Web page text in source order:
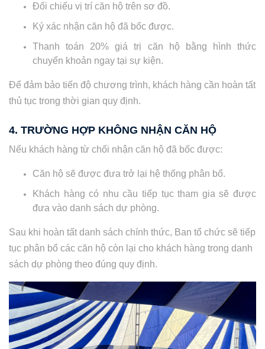
Đối chiếu vị trí căn hộ trên sơ đồ.
Ký xác nhận căn hộ đã bốc được.
Thanh toán 20% giá trị căn hộ bằng hình thức
chuyển khoản ngay tại sự kiện.
Để đảm bảo tiến độ chương trình, khách hàng cần hoàn tất
thủ tục trong thời gian quy định.
4. TRƯỜNG HỢP KHÔNG NHẬN CĂN HỘ
Nếu khách hàng từ chối nhận căn hộ đã bốc được:
Căn hộ sẽ được đưa trở lại hệ thống phân bổ.
Khách hàng có nhu cầu tiếp tục tham gia sẽ được
đưa vào danh sách dự phòng.
Sau khi hoàn tất danh sách chính thức, Ban tổ chức sẽ tiếp
tục phân bổ các căn hộ còn lại cho khách hàng trong danh
sách dự phòng theo đúng quy định.